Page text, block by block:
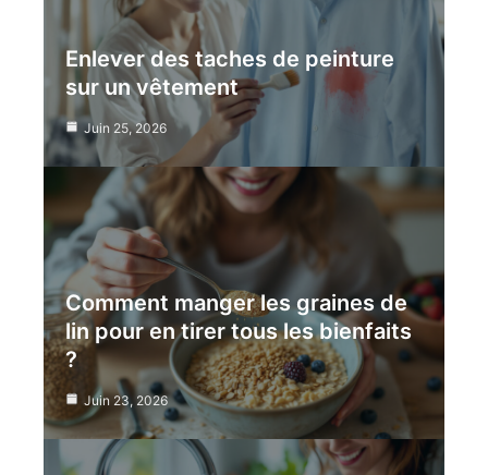
Enlever des taches de peinture
sur un vêtement
Juin 25, 2026
Comment manger les graines de
lin pour en tirer tous les bienfaits
?
Juin 23, 2026